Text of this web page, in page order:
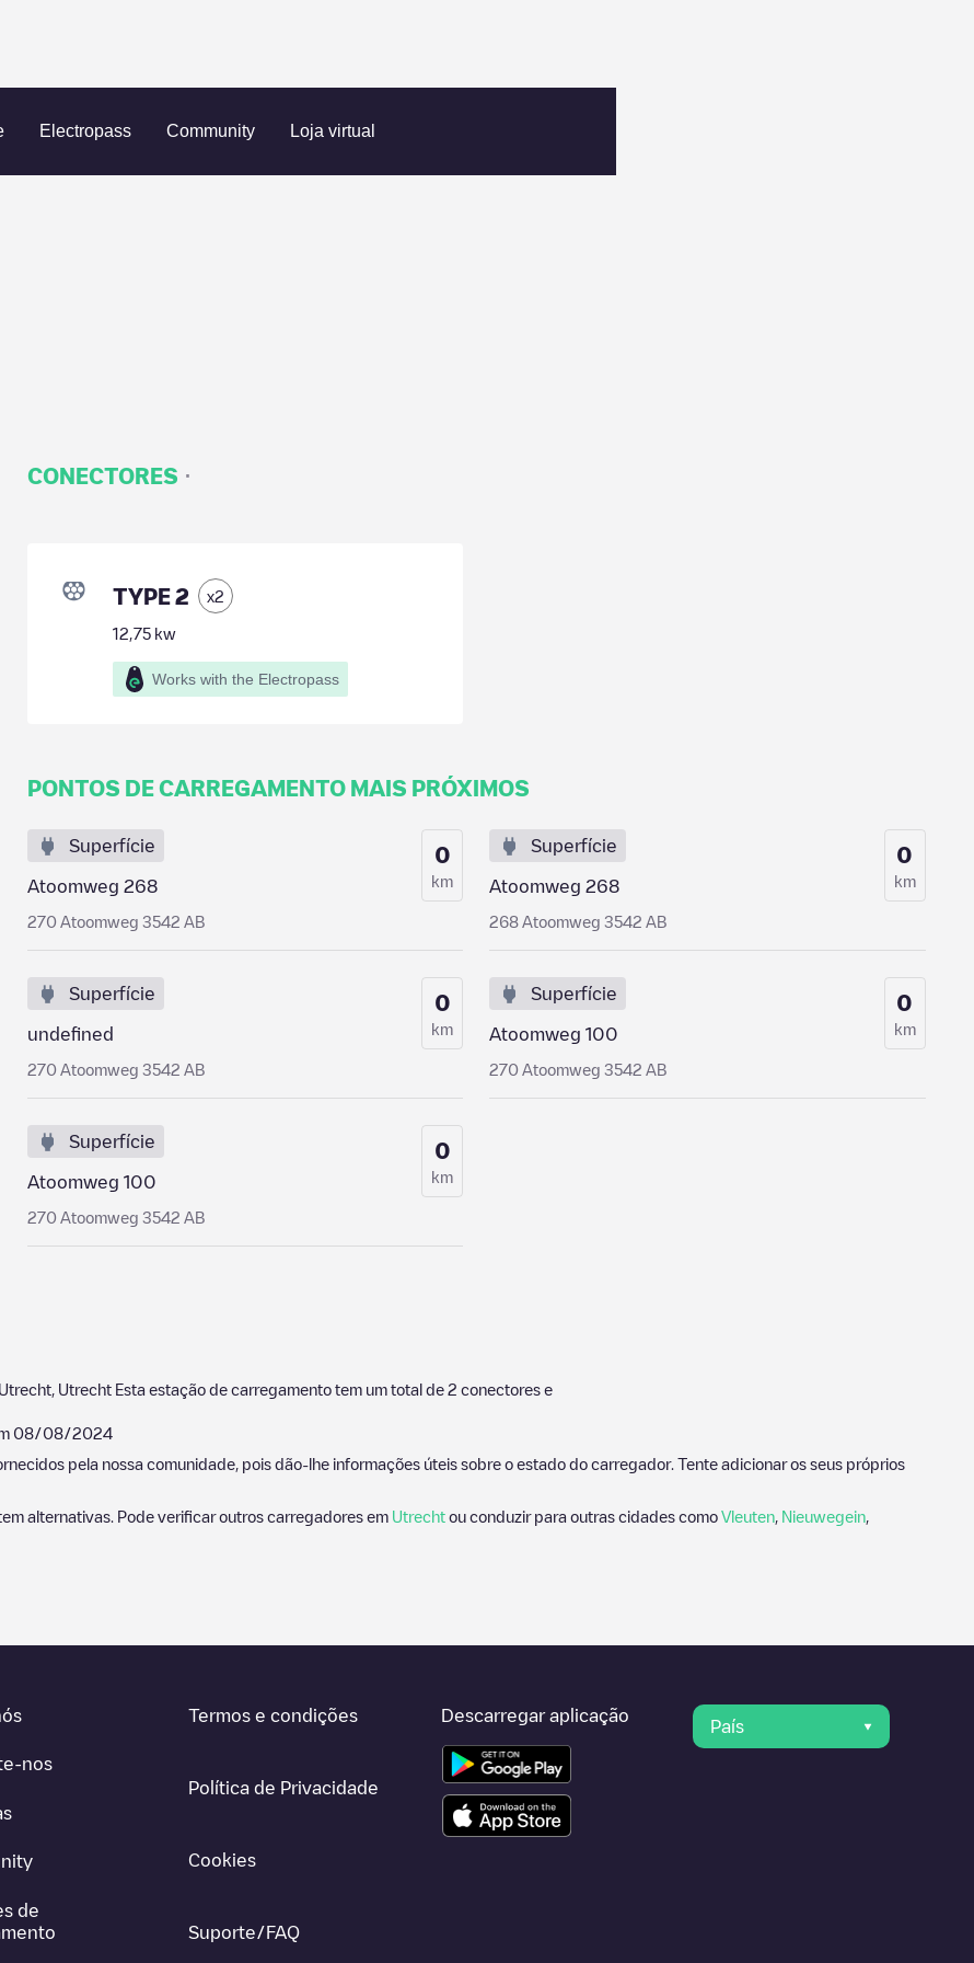
Electropass Community Loja virtual
268
CONECTORES ·
TYPE 2 x2
12,75kw
Works with the Electropass
PONTOS DE CARREGAMENTO MAIS PRÓXIMOS
Superfície
Atoomweg 268
270 Atoomweg 3542 AB
0
km
Superfície
Atoomweg 268
268 Atoomweg 3542 AB
0
km
Superfície
undefined
270 Atoomweg 3542 AB
0
km
Superfície
Atoomweg 100
270 Atoomweg 3542 AB
0
km
Superfície
Atoomweg 100
270 Atoomweg 3542 AB
0
km
Utrecht Utrecht Esta estação de carregamento tem um total de 2 conectores e
08/08/2024
pela nossa comunidade, pois dão-lhe informações úteis sobre o estado do carregador. Tente adicionar os seus próprios
alternativas. Pode verificar outros carregadores em Utrecht ou conduzir para outras cidades como Vleuten Nieuwegein
nos
de
Termos e condições
Política de Privacidade
Cookies
Suporte/FAQ
Descarregar aplicação
País